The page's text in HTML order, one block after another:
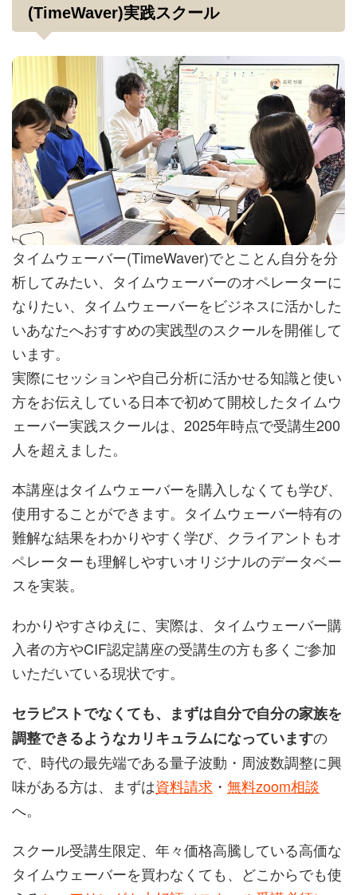
(TimeWaver)実践スクール
タイムウェーバー(TimeWaver)でとことん自分を分
析してみたい、タイムウェーバーのオペレーターに
なりたい、タイムウェーバーをビジネスに活かした
いあなたへおすすめの実践型のスクールを開催して
います。
実際にセッションや自己分析に活かせる知識と使い
方をお伝えしている日本で初めて開校したタイムウ
ェーバー実践スクールは、2025年時点で受講生200
人を超えました。
本講座はタイムウェーバーを購入しなくても学び、
使用することができます。タイムウェーバー特有の
難解な結果をわかりやすく学び、クライアントもオ
ペレーターも理解しやすいオリジナルのデータベー
スを実装。
わかりやすさゆえに、実際は、タイムウェーバー購
入者の方やCIF認定講座の受講生の方も多くご参加
いただいている現状です。
セラピストでなくても、まずは自分で自分の家族を
調整できるようなカリキュラムになっていますの
で、時代の最先端である量子波動・周波数調整に興
味がある方は、まずは資料請求 ・ 無料zoom相談
へ。
スクール受講生限定、年々価格高騰している高価な
タイムウェーバーを買わなくても、どこからでも使